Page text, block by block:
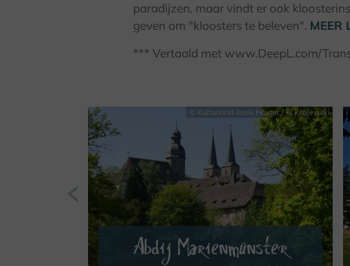
paradijzen, maar vindt er ook
geven om "kloosters te beleven". MEER
*** Vertaald met www.DeepL.com/
© Kulturland Kreis Höxter / K. Krajewski
Abdij Marienmünster